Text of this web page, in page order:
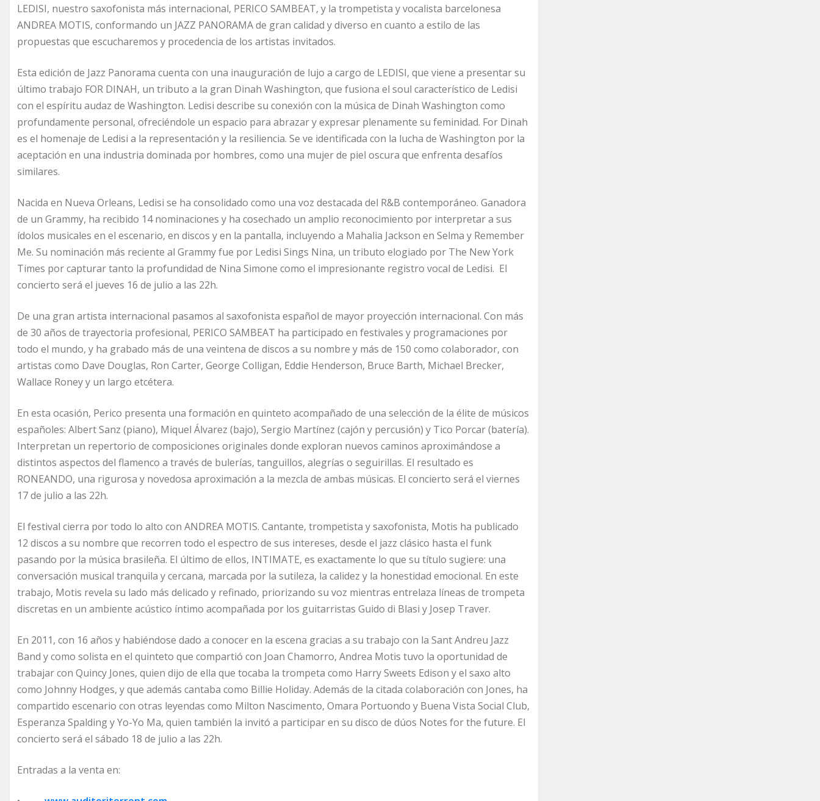
LEDISI, nuestro saxofonista más internacional, PERICO SAMBEAT, y la trompetista y vocalista barcelonesa
ANDREA MOTIS, conformando un JAZZ PANORAMA de gran calidad y diverso en cuanto a estilo de las
propuestas que escucharemos y procedencia de los artistas invitados.
Esta edición de Jazz Panorama cuenta con una inauguración de lujo a cargo de LEDISI, que viene a presentar su
último trabajo FOR DINAH, un tributo a la gran Dinah Washington, que fusiona el soul característico de Ledisi
con el espíritu audaz de Washington. Ledisi describe su conexión con la música de Dinah Washington como
profundamente personal, ofreciéndole un espacio para abrazar y expresar plenamente su feminidad. For Dinah
es el homenaje de Ledisi a la representación y la resiliencia. Se ve identificada con la lucha de Washington por la
aceptación en una industria dominada por hombres, como una mujer de piel oscura que enfrenta desafíos
similares.
Nacida en Nueva Orleans, Ledisi se ha consolidado como una voz destacada del R&B contemporáneo. Ganadora
de un Grammy, ha recibido 14 nominaciones y ha cosechado un amplio reconocimiento por interpretar a sus
ídolos musicales en el escenario, en discos y en la pantalla, incluyendo a Mahalia Jackson en Selma y Remember
Me. Su nominación más reciente al Grammy fue por Ledisi Sings Nina, un tributo elogiado por The New York
Times por capturar tanto la profundidad de Nina Simone como el impresionante registro vocal de Ledisi. El
concierto será el jueves 16 de julio a las 22h.
De una gran artista internacional pasamos al saxofonista español de mayor proyección internacional. Con más
de 30 años de trayectoria profesional, PERICO SAMBEAT ha participado en festivales y programaciones por
todo el mundo, y ha grabado más de una veintena de discos a su nombre y más de 150 como colaborador, con
artistas como Dave Douglas, Ron Carter, George Colligan, Eddie Henderson, Bruce Barth, Michael Brecker,
Wallace Roney y un largo etcétera.
En esta ocasión, Perico presenta una formación en quinteto acompañado de una selección de la élite de músicos
españoles: Albert Sanz (piano), Miquel Álvarez (bajo), Sergio Martínez (cajón y percusión) y Tico Porcar (batería).
Interpretan un repertorio de composiciones originales donde exploran nuevos caminos aproximándose a
distintos aspectos del flamenco a través de bulerías, tanguillos, alegrías o seguirillas. El resultado es
RONEANDO, una rigurosa y novedosa aproximación a la mezcla de ambas músicas. El concierto será el viernes
17 de julio a las 22h.
El festival cierra por todo lo alto con ANDREA MOTIS. Cantante, trompetista y saxofonista, Motis ha publicado
12 discos a su nombre que recorren todo el espectro de sus intereses, desde el jazz clásico hasta el funk
pasando por la música brasileña. El último de ellos, INTIMATE, es exactamente lo que su título sugiere: una
conversación musical tranquila y cercana, marcada por la sutileza, la calidez y la honestidad emocional. En este
trabajo, Motis revela su lado más delicado y refinado, priorizando su voz mientras entrelaza líneas de trompeta
discretas en un ambiente acústico íntimo acompañada por los guitarristas Guido di Blasi y Josep Traver.
En 2011, con 16 años y habiéndose dado a conocer en la escena gracias a su trabajo con la Sant Andreu Jazz
Band y como solista en el quinteto que compartió con Joan Chamorro, Andrea Motis tuvo la oportunidad de
trabajar con Quincy Jones, quien dijo de ella que tocaba la trompeta como Harry Sweets Edison y el saxo alto
como Johnny Hodges, y que además cantaba como Billie Holiday. Además de la citada colaboración con Jones, ha
compartido escenario con otras leyendas como Milton Nascimento, Omara Portuondo y Buena Vista Social Club,
Esperanza Spalding y Yo-Yo Ma, quien también la invitó a participar en su disco de dúos Notes for the future. El
concierto será el sábado 18 de julio a las 22h.
Entradas a la venta en: